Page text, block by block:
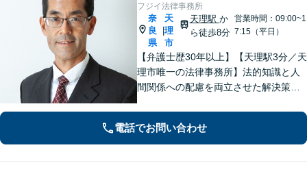
フジイ法律事務所
奈
良
県
天
理
市
天理駅 か
ら徒歩8分
営業時間：09:00~1
7:15（平日）
【弁護士歴30年以上】【天理駅3分／天
理市唯一の法律事務所】法的知識と人
間関係への配慮を両立させた解決策を
法書士・不動産鑑定士など」相続に関
わる問題を総合的に解決へ導きます
電話でお問い合わせ